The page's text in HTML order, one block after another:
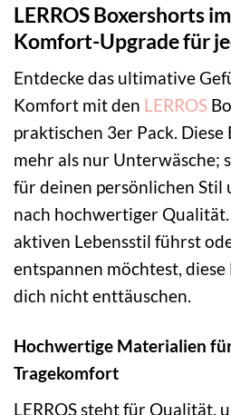
LERROS Boxershorts
Komfort-Upgrade für
Entdecke das ultimative
Komfort mit den LERROS
praktischen 3er Pack. Diese
mehr als nur Unterwäsche;
für deinen persönlichen Stil
nach hochwertiger Qualität.
aktiven Lebensstil führst
entspannen möchtest,
dich nicht enttäuschen.
Hochwertige Materialien
Tragekomfort
LERROS steht für Qualität,